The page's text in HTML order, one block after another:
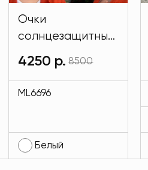
Очки
солнцезащитные
имиджевые
белого цвета
MODLAV ML6696-
4250 р. 8500
ML6696
Белый